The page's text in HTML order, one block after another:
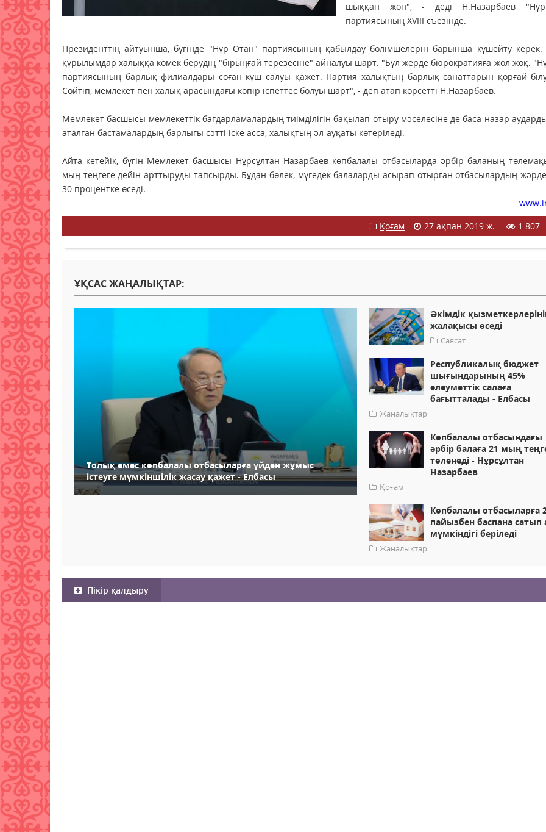
шыққан жөн", - деді Н.Назарбаев
партиясының XVIII съезінде.
Президенттің айтуынша, бүгінде "Нұр Отан" партиясының қабылдау бөлімшелерін барынша күшейту керек.
құрылымдар халыққа көмек берудің "бірыңғай терезесіне" айналуы шарт. "Бұл жерде бюрократияға жол жоқ.
партиясының барлық филиалдары соған күш салуы қажет. Партия халықтың барлық санаттарын қорғай
Сөйтіп, мемлекет пен халық арасындағы көпір іспеттес болуы шарт", - деп атап көрсетті Н.Назарбаев.
Мемлекет басшысы мемлекеттік бағдарламалардың тиімділігін бақылап отыру мәселесіне де баса назар
аталған бастамалардың барлығы сәтті іске асса, халықтың әл-ауқаты көтеріледі.
Айта кетейік, бүгін Мемлекет басшысы Нұрсұлтан Назарбаев көпбалалы отбасыларда әрбір баланың
мың теңгеге дейін арттыруды тапсырды. Бұдан бөлек, мүгедек балаларды асырап отырған отбасылардың
30 процентке өседі.
Қоғам
27 ақпан 2019 ж. 1 807
ҰҚСАС ЖАҢАЛЫҚТАР:
Толық емес көпбалалы отбасыларға үйден жұмыс
істеуге мүмкіншілік жасау қажет - Елбасы
Әкімдік
жалақысы өседі
Саясат
Республикалық бюджет
шығындарының 45%
әлеуметтік салаға
бағытталады - Елбасы
Жаңалықтар
Көпбалалы отбасындағы
әрбір балаға 21 мың
төленеді - Нұрсұлтан
Назарбаев
Қоғам
Көпбалалы отбасыларға
пайызбен баспана сатып
мүмкіндігі беріледі
Жаңалықтар
Пікір қалдыру